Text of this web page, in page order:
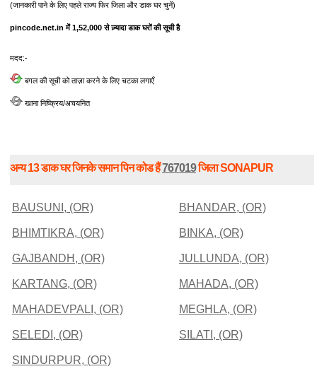
(जानकारी पाने के लिए पहले राज्य फिर जिला और डाक घर चुनें)
pincode.net.in में 1,52,000 से ज़्यादा डाक घरों की सूची है
मदद:-
बगल की सूची को ताज़ा करने के लिए चटका लगाएँ
खाना निष्क्रिय/अचयनित
अन्य 13 डाक घर जिनके समान पिन कोड हैं767019जिला SONAPUR
BAUSUNI, (OR) BHANDAR, (OR)
BHIMTIKRA, (OR) BINKA, (OR)
GAJBANDH, (OR) JULLUNDA, (OR)
KARTANG, (OR) MAHADA, (OR)
MAHADEVPALI, (OR) MEGHLA, (OR)
SELEDI, (OR) SILATI, (OR)
SINDURPUR, (OR)